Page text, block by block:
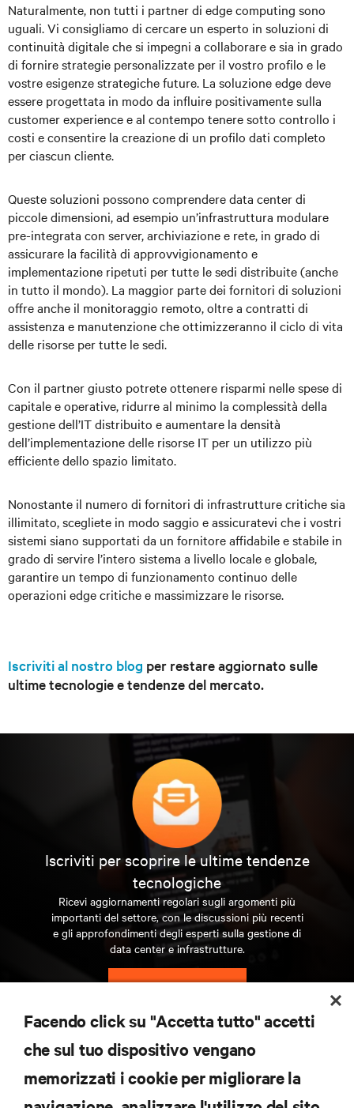
Naturalmente, non tutti i partner di edge computing sono
uguali. Vi consigliamo di cercare un esperto in soluzioni di
continuità digitale che si impegni a collaborare e sia in grado
di fornire strategie personalizzate per il vostro profilo e le
vostre esigenze strategiche future. La soluzione edge deve
essere progettata in modo da influire positivamente sulla
customer experience e al contempo tenere sotto controllo i
costi e consentire la creazione di un profilo dati completo
per ciascun cliente.
Queste soluzioni possono comprendere data center di
piccole dimensioni, ad esempio un’infrastruttura modulare
pre-integrata con server, archiviazione e rete, in grado di
assicurare la facilità di approvvigionamento e
implementazione ripetuti per tutte le sedi distribuite (anche
in tutto il mondo). La maggior parte dei fornitori di soluzioni
offre anche il monitoraggio remoto, oltre a contratti di
assistenza e manutenzione che ottimizzeranno il ciclo di vita
delle risorse per tutte le sedi.
Con il partner giusto potrete ottenere risparmi nelle spese di
capitale e operative, ridurre al minimo la complessità della
gestione dell’IT distribuito e aumentare la densità
dell’implementazione delle risorse IT per un utilizzo più
efficiente dello spazio limitato.
Nonostante il numero di fornitori di infrastrutture critiche sia
illimitato, scegliete in modo saggio e assicuratevi che i vostri
sistemi siano supportati da un fornitore affidabile e stabile in
grado di servire l’intero sistema a livello locale e globale,
garantire un tempo di funzionamento continuo delle
operazioni edge critiche e massimizzare le risorse.
Iscriviti al nostro blog per restare aggiornato sulle
ultime tecnologie e tendenze del mercato.
Iscriviti per scoprire le ultime tendenze
tecnologiche
Ricevi aggiornamenti regolari sugli argomenti più
importanti del settore, con le discussioni più recenti
e gli approfondimenti degli esperti sulla gestione di
data center e infrastrutture.
ISCRIVITI SUBITO
RISORSE
Facendo click su "Accetta tutto" accetti
che sul tuo dispositivo vengano
memorizzati i cookie per migliorare la